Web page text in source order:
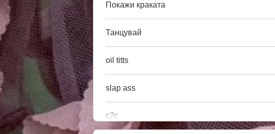
Покажи краката
Танцувай
oil titts
slap ass
c2c